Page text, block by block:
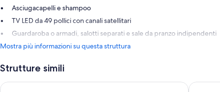
Asciugacapelli e shampoo
TV LED da 49 pollici con canali satellitari
Guardaroba o armadi, salotti separati e sale da pranzo indipendenti
Mostra più informazioni su questa struttura
Strutture simili
Adina Serviced Apartments Vienna